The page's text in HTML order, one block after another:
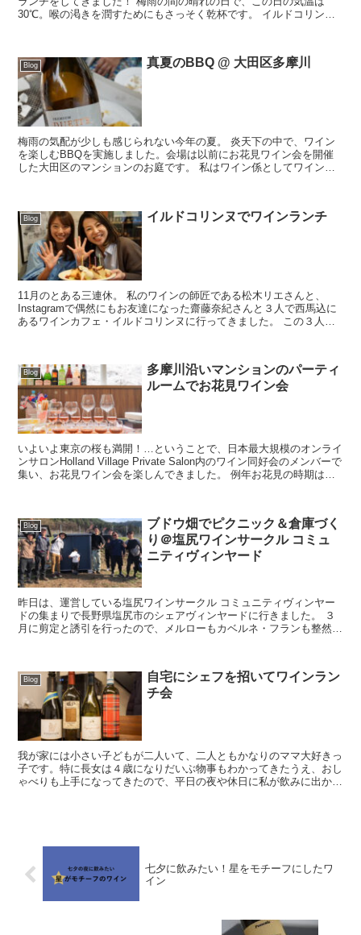
30℃。喉の渇きを潤すためにもさっそく乾杯です。 イルドコリンヌ
Blog 真夏のBBQ @ 大田区多摩川
梅雨の気配が少しも感じられない今年の夏。 炎天下の中で、ワイン
を楽しむBBQを実施しました。会場は以前にお花見ワイン会を開催
した大田区のマンションのお庭です。 私はワイン係としてワインの
Blog イルドコリンヌでワインランチ
11月のとある三連休。 私のワインの師匠である松木リエさんと、
Instagramで偶然にもお友達になった齋藤奈紀さんと３人で西馬込に
あるワインカフェ・イルドコリンヌに行ってきました。 この３人で
Blog
多摩川沿いマンションのパーティ
ルームでお花見ワイン会
いよいよ東京の桜も満開！…ということで、日本最大規模のオンライ
ンサロンHolland Village Private Salon内のワイン同好会のメンバーで
集い、お花見ワイン会を楽しんできました。 例年お花見の時期はま
Blog
ブドウ畑でピクニック＆倉庫づく
り＠塩尻ワインサークル コミュ
ニティヴィンヤード
昨日は、運営している塩尻ワインサークル コミュニティヴィンヤー
ドの集まりで長野県塩尻市のシェアヴィンヤードに行きました。 ３
月に剪定と誘引を行ったので、メルローもカベルネ・フランも整然と
Blog
自宅にシェフを招いてワインラン
チ会
我が家には小さい子どもが二人いて、二人ともかなりのママ大好きっ
子です。特に長女は４歳になりだいぶ物事もわかってきたうえ、おし
ゃべりも上手になってきたので、平日の夜や休日に私が飲みに出かけ
七夕に飲みたい！星をモチーフにしたワ
イン